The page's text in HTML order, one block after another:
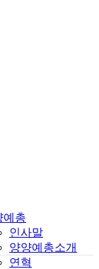
예총
인사말
양양예총소개
연혁